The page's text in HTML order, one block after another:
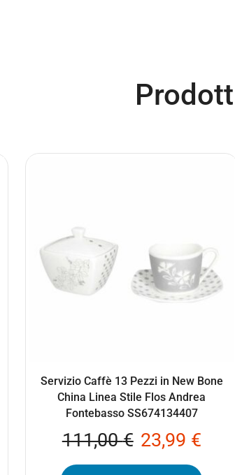
Servizio Caffè 13 Pezzi in New Bone
China Linea Stile Flos Andrea
Fontebasso SS674134407
111,00€ 23,99 €